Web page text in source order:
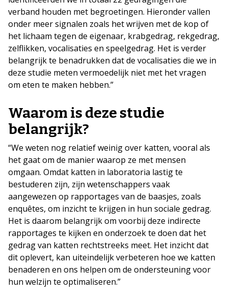
verband houden met begroetingen. Hieronder vallen
onder meer signalen zoals het wrijven met de kop of
het lichaam tegen de eigenaar, krabgedrag, rekgedrag,
zelflikken, vocalisaties en speelgedrag. Het is verder
belangrijk te benadrukken dat de vocalisaties die we in
deze studie meten vermoedelijk niet met het vragen
om eten te maken hebben.”
Waarom is deze studie
belangrijk?
“We weten nog relatief weinig over katten, vooral als
het gaat om de manier waarop ze met mensen
omgaan. Omdat katten in laboratoria lastig te
bestuderen zijn, zijn wetenschappers vaak
aangewezen op rapportages van de baasjes, zoals
enquêtes, om inzicht te krijgen in hun sociale gedrag.
Het is daarom belangrijk om voorbij deze indirecte
rapportages te kijken en onderzoek te doen dat het
gedrag van katten rechtstreeks meet. Het inzicht dat
dit oplevert, kan uiteindelijk verbeteren hoe we katten
benaderen en ons helpen om de ondersteuning voor
hun welzijn te optimaliseren.”